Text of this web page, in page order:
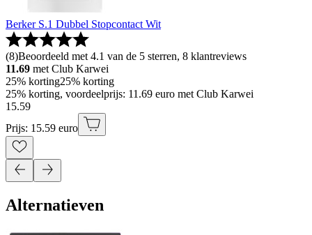
Berker S.1 Dubbel Stopcontact Wit
(8)Beoordeeld met 4.1 van de 5 sterren, 8 klantreviews
11.69 met Club Karwei
25% korting25% korting
25% korting, voordeelprijs: 11.69 euro met Club Karwei
15.59
Prijs: 15.59 euro
Alternatieven